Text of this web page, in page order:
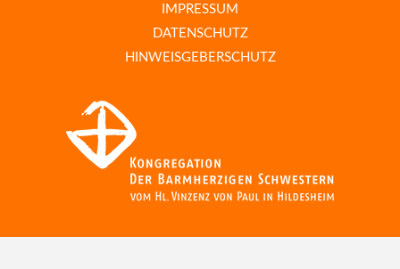
IMPRESSUM
DATENSCHUTZ
HINWEISGEBERSCHUTZ